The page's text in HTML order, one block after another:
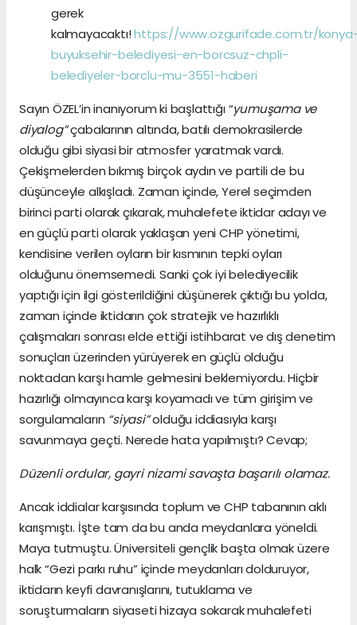
gerek
kalmayacaktı!https://www.ozgurifade.com.tr/
buyuksehir-belediyesi-en-borcsuz-chpli-
belediyeler-borclu-mu-3551-haberi
Sayın ÖZEL’in inanıyorum ki başlattığı “yumuşama ve
diyalog”çabalarının altında, batılı demokrasilerde
olduğu gibi siyasi bir atmosfer yaratmak vardı.
Çekişmelerden bıkmış birçok aydın ve partili de bu
düşünceyle alkışladı. Zaman içinde, Yerel seçimden
birinci parti olarak çıkarak, muhalefete iktidar adayı ve
en güçlü parti olarak yaklaşan yeni CHP yönetimi,
kendisine verilen oyların bir kısmının tepki oyları
olduğunu önemsemedi. Sanki çok iyi belediyecilik
yaptığı için ilgi gösterildiğini düşünerek çıktığı bu yolda,
zaman içinde iktidarın çok stratejik ve hazırlıklı
çalışmaları sonrası elde ettiği istihbarat ve dış denetim
sonuçları üzerinden yürüyerek en güçlü olduğu
noktadan karşı hamle gelmesini beklemiyordu. Hiçbir
hazırlığı olmayınca karşı koyamadı ve tüm girişim ve
sorgulamaların “siyasi”olduğu iddiasıyla karşı
savunmaya geçti. Nerede hata yapılmıştı? Cevap;
Düzenli ordular, gayri nizami savaşta başarılı olamaz.
Ancak iddialar karşısında toplum ve CHP tabanının aklı
karışmıştı. İşte tam da bu anda meydanlara yöneldi.
Maya tutmuştu. Üniversiteli gençlik başta olmak üzere
halk “Gezi parkı ruhu” içinde meydanları dolduruyor,
iktidarın keyfi davranışlarını, tutuklama ve
soruşturmaların siyaseti hizaya sokarak muhalefeti